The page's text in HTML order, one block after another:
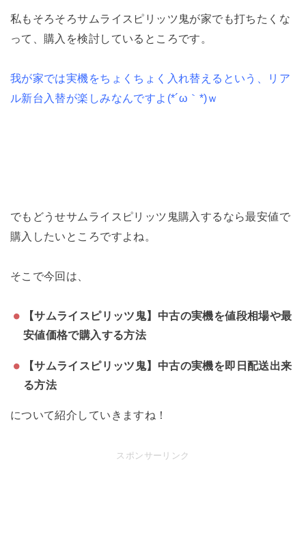
私もそろそろサムライスピリッツ鬼が家でも打ちたくな
って、購入を検討しているところです。
我が家では実機をちょくちょく入れ替えるという、リア
ル新台入替が楽しみなんですよ(*´ω｀*)ｗ
でもどうせサムライスピリッツ鬼購入するなら最安値で
購入したいところですよね。
そこで今回は、
【サムライスピリッツ鬼】中古の実機を値段相場や最
安値価格で購入する方法
【サムライスピリッツ鬼】中古の実機を即日配送出来
る方法
について紹介していきますね！
スポンサーリンク